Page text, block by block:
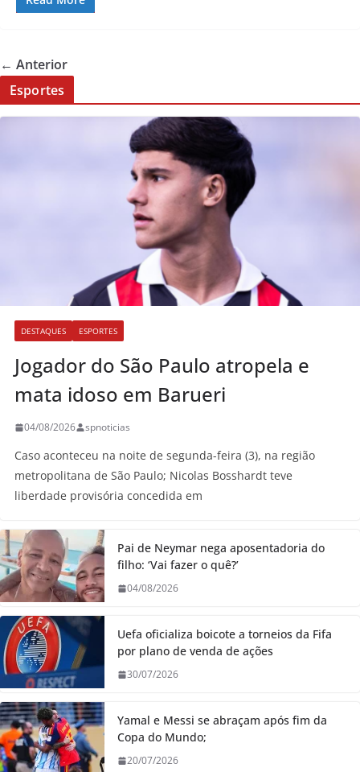
← Anterior
Esportes
DESTAQUES ESPORTES
Jogador do São Paulo atropela e
mata idoso em Barueri
04/08/2026 spnoticias
Caso aconteceu na noite de segunda-feira (3), na região
metropolitana de São Paulo; Nicolas Bosshardt teve
liberdade provisória concedida em
Pai de Neymar nega aposentadoria do
filho: ‘Vai fazer o quê?’
04/08/2026
Uefa oficializa boicote a torneios da Fifa
por plano de venda de ações
30/07/2026
Yamal e Messi se abraçam após fim da
Copa do Mundo;
20/07/2026